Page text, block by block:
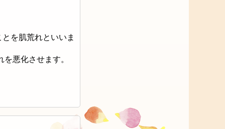
を肌荒れといいま
悪化させます。